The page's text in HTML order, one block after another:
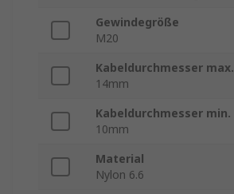
Gewindegröße
M20
Kabeldurchmesser max.
14mm
Kabeldurchmesser min.
10mm
Material
Nylon 6.6